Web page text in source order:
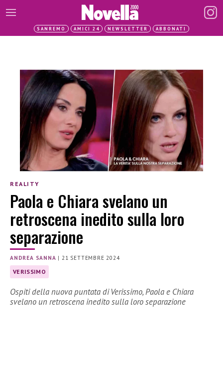
SANREMO AMICI 24 NEWSLETTER ABBONATI
REALITY
Paola e Chiara svelano un
retroscena inedito sulla loro
separazione
ANDREA SANNA |21 SETTEMBRE 2024
VERISSIMO
Ospiti della nuova puntata di Verissimo, Paola e Chiara
svelano un retroscena inedito sulla loro separazione